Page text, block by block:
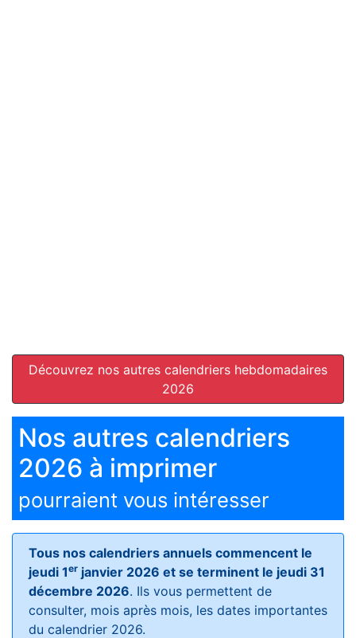
Découvrez nos autres calendriers hebdomadaires
2026
Nos autres calendriers
2026 à imprimer
pourraient vous intéresser
Tous nos calendriers annuels commencent le
jeudi 1er janvier 2026 et se terminent le jeudi 31
décembre 2026. Ils vous permettent de
consulter, mois après mois, les dates importantes
du calendrier 2026.